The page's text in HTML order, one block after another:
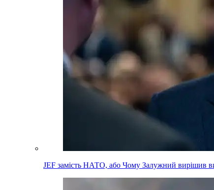
JEF замість НАТО, або Чому Залужний вирішив